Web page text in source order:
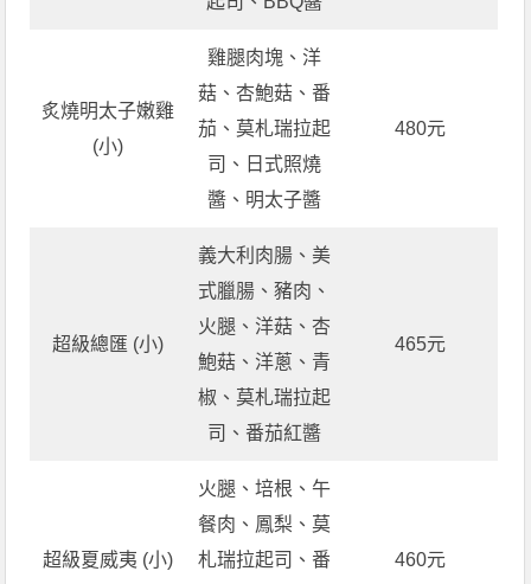
炙燒明太子嫩雞
(小)
雞腿肉塊、洋
菇、杏鮑菇、番
茄、莫札瑞拉起
司、日式照燒
醬、明太子醬
480元
超級總匯 (小)
義大利肉腸、美
式臘腸、豬肉、
火腿、洋菇、杏
鮑菇、洋蔥、青
椒、莫札瑞拉起
司、番茄紅醬
465元
超級夏威夷 (小)
火腿、培根、午
餐肉、鳳梨、莫
札瑞拉起司、番
460元